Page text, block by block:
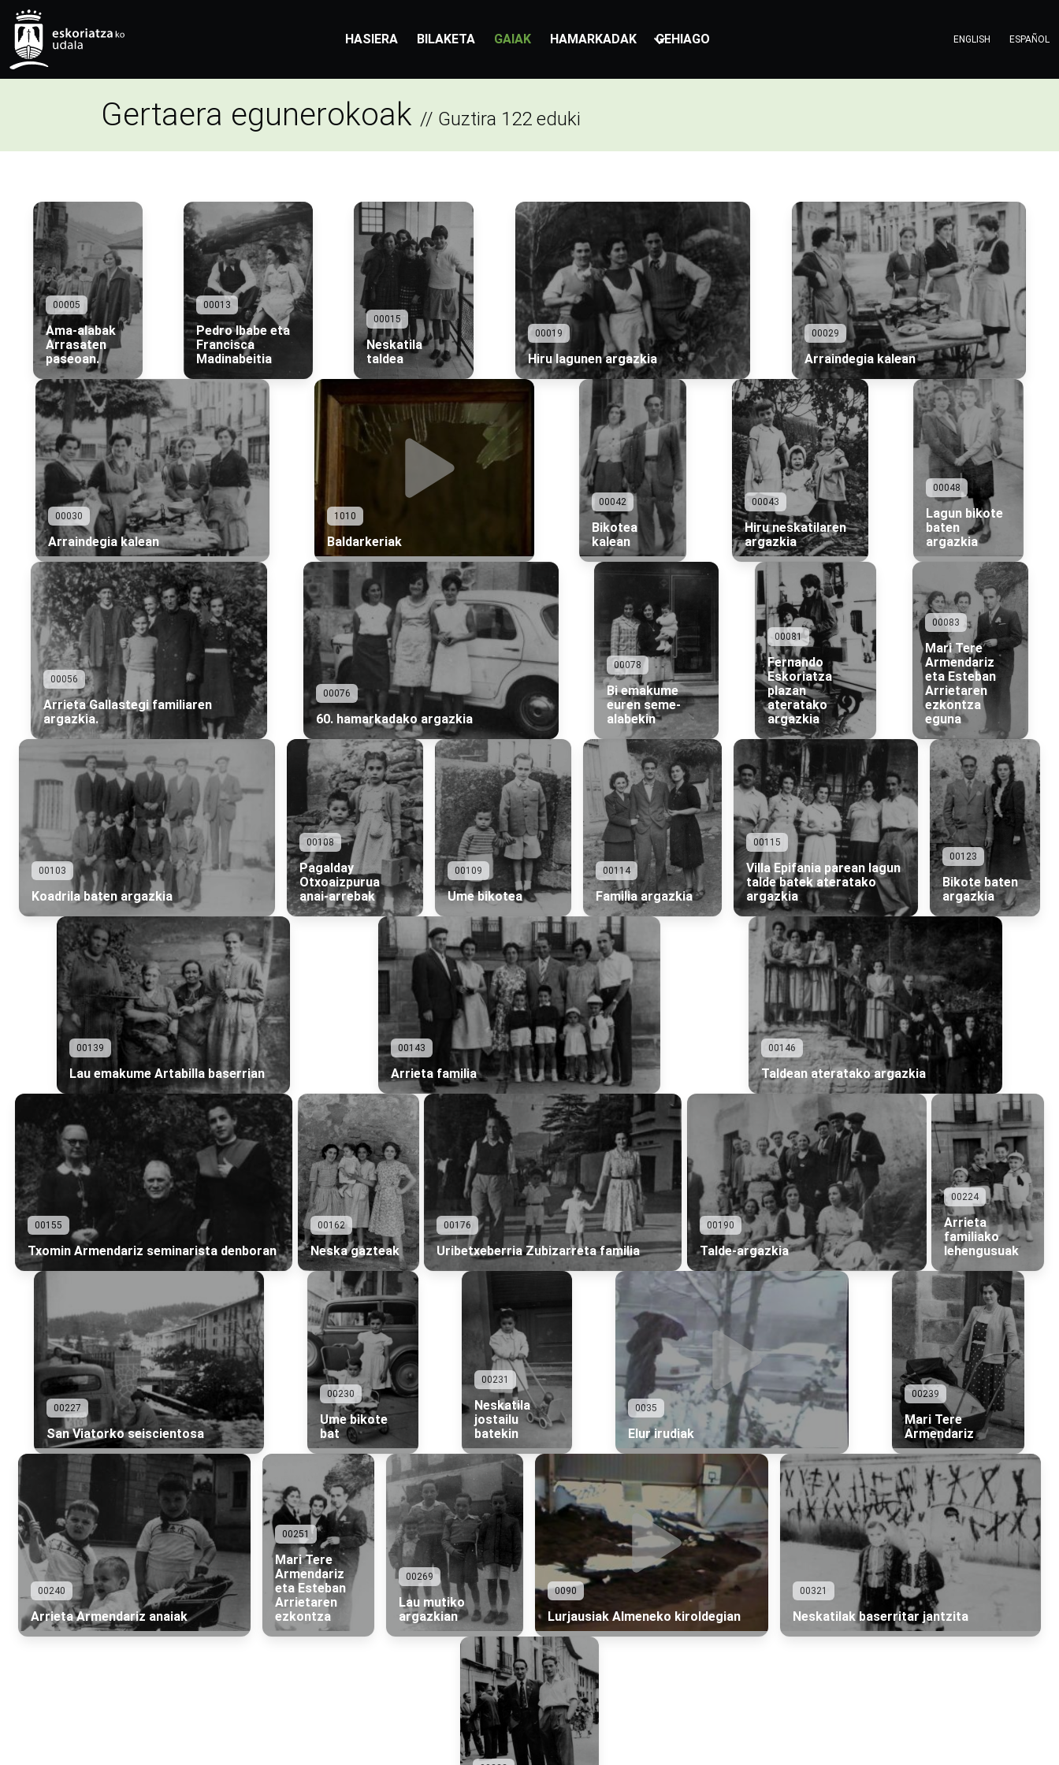
HASIERA BILAKETA GAIAK HAMARKADAK GEHIAGO ENGLISH ESPAÑOL
Gertaera egunerokoak // Guztira 122 eduki
00005
Ama-alabak
Arrasaten
paseoan.
00013
Pedro Ibabe eta
Francisca
Madinabeitia
00015
Neskatila
taldea
00019
Hiru lagunen argazkia
00029
Arraindegia kalean
00030
Arraindegia kalean
1010
Baldarkeriak
00042
Bikotea
kalean
00043
Hiru neskatilaren
argazkia
00048
Lagun bikote
baten
argazkia
00056
Arrieta Gallastegi familiaren
argazkia.
00076
60. hamarkadako argazkia
00078
Bi emakume
euren seme-
alabekin
00081
Fernando
Eskoriatza
plazan
ateratako
argazkia
00083
Mari Tere
Armendariz
eta Esteban
Arrietaren
ezkontza
eguna
00103
Koadrila baten argazkia
00108
Pagalday
Otxoaizpurua
anai-arrebak
00109
Ume bikotea
00114
Familia argazkia
00115
Villa Epifania parean lagun
talde batek ateratako
argazkia
00123
Bikote baten
argazkia
00139
Lau emakume Artabilla baserrian
00143
Arrieta familia
00146
Taldean ateratako argazkia
00155
Txomin Armendariz seminarista denboran
00162
Neska gazteak
00176
Uribetxeberria Zubizarreta familia
00190
Talde-argazkia
00224
Arrieta
familiako
lehengusuak
00227
San Viatorko seiscientosa
00230
Ume bikote
bat
00231
Neskatila
jostailu
batekin
0035
Elur irudiak
00239
Mari Tere
Armendariz
00240
Arrieta Armendariz anaiak
00251
Mari Tere
Armendariz
eta Esteban
Arrietaren
ezkontza
00269
Lau mutiko
argazkian
0090
Lurjausiak Almeneko kiroldegian
00321
Neskatilak baserritar jantzita